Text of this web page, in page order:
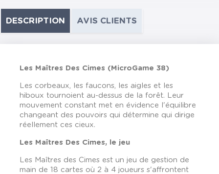
DESCRIPTION AVIS CLIENTS
Les Maîtres Des Cimes (MicroGame 38)
Les corbeaux, les faucons, les aigles et les
hiboux tournoient au-dessus de la forêt. Leur
mouvement constant met en évidence l'équilibre
changeant des pouvoirs qui détermine qui dirige
réellement ces cieux.
Les Maîtres Des Cimes, le jeu
Les Maîtres des Cimes est un jeu de gestion de
main de 18 cartes où 2 à 4 joueurs s'affrontent